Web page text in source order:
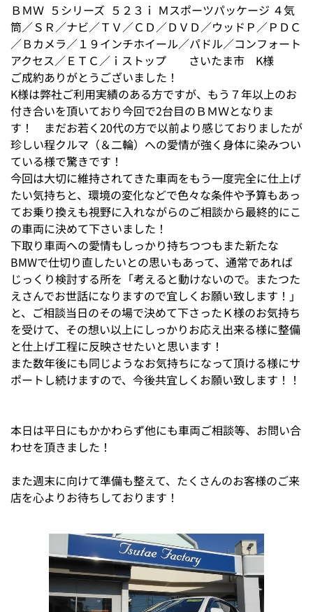
ＢＭＷ ５シリーズ ５２３ｉ Ｍスポーツパッケージ ４気
筒／ＳＲ／ナビ／ＴＶ／ＣＤ／ＤＶＤ／ウッドＰ／ＰＤＣ
／Ｂカメラ／１９インチホイール／パドル／コンフォート
アクセス／ＥＴＣ／ｉストップ さいたま市 K様
ご成約ありがとうございました！
K様は弊社ご利用実績のある方ですが、もう７年以上のお
付き合いを頂いており今回で2台目のＢＭＷとなりま
す！ まだお若く20代の方で以前より感じておりましたが
珍しい程クルマ（＆二輪）への愛情が強く身体に染みつい
ている様で驚きです！
今回は大切に維持されてきた車両をもう一度完全に仕上げ
たい気持ちと、環境の変化などで色々な条件や予算もあっ
てお乗り換えも視野に入れながらのご相談から最終的にこ
の車両に決めて下さいました！
下取り車両への愛情もしっかり持ちつつもまた新たな
BMWで仕切り直したいとの思いもあって、通常であれば
じっくり検討する所を「考えると動けないので。またつた
えさんでお世話になりますので宜しくお願い致します！」
と、ご相談当日のその場で決めて下さったＫ様のお気持ち
を受けて、その想い以上にしっかりお応え出来る様に整備
と仕上げ工程に反映させたいと思います！
また数年後にも同じようなお気持ちになって頂ける様にサ
ポートし続けますので、今後共宜しくお願い致します！！
本日は平日にもかかわらず他にも車両ご相談等、お問い合
わせを頂きました！
また週末に向けて準備も整えて、たくさんのお客様のご来
店を心よりお待ちしております！